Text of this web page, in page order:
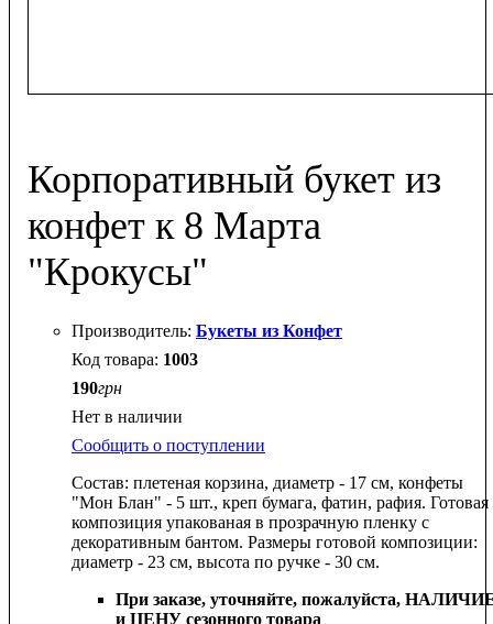
Корпоративный букет из
конфет к 8 Марта
"Крокусы"
Букеты из Конфет
1003
190грн
Нет в наличии
Сообщить о поступлении
Состав: плетеная корзина, диаметр - 17 см, конфеты
"Мон Блан" - 5 шт., креп бумага, фатин, рафия. Готовая
композиция упакованая в прозрачную пленку с
декоративным бантом. Размеры готовой композиции:
диаметр - 23 см, высота по ручке - 30 см.
При заказе, уточняйте, пожалуйста,
и ЦЕНУ сезонного товара